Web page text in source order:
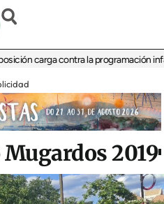
carga contra la programación infantil
2019